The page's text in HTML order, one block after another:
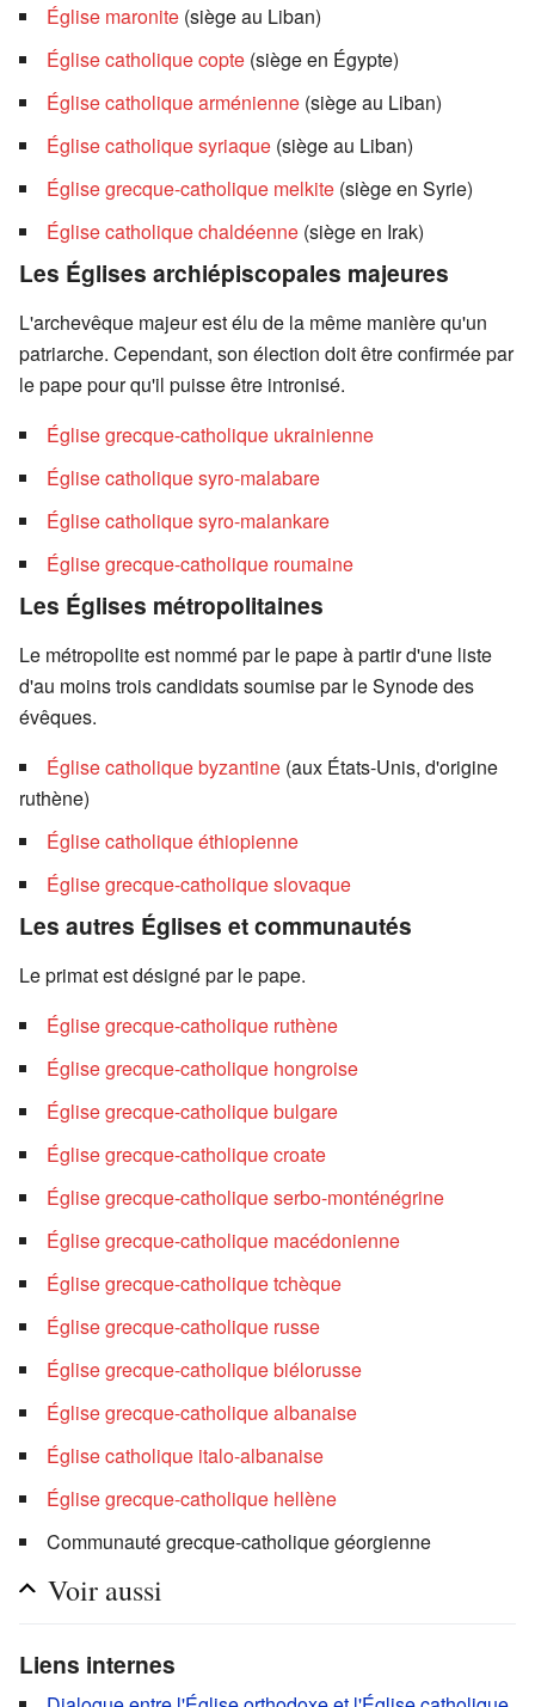
Église maronite (siège au Liban)
Église catholique copte (siège en Égypte)
Église catholique arménienne (siège au Liban)
Église catholique syriaque (siège au Liban)
Église grecque-catholique melkite (siège en Syrie)
Église catholique chaldéenne (siège en Irak)
Les Églises archiépiscopales majeures
L'archevêque majeur est élu de la même manière qu'un
patriarche. Cependant, son élection doit être confirmée par
le pape pour qu'il puisse être intronisé.
Église grecque-catholique ukrainienne
Église catholique syro-malabare
Église catholique syro-malankare
Église grecque-catholique roumaine
Les Églises métropolitaines
Le métropolite est nommé par le pape à partir d'une liste
d'au moins trois candidats soumise par le Synode des
évêques.
Église catholique byzantine (aux États-Unis, d'origine
ruthène)
Église catholique éthiopienne
Église grecque-catholique slovaque
Les autres Églises et communautés
Le primat est désigné par le pape.
Église grecque-catholique ruthène
Église grecque-catholique hongroise
Église grecque-catholique bulgare
Église grecque-catholique croate
Église grecque-catholique serbo-monténégrine
Église grecque-catholique macédonienne
Église grecque-catholique tchèque
Église grecque-catholique russe
Église grecque-catholique biélorusse
Église grecque-catholique albanaise
Église catholique italo-albanaise
Église grecque-catholique hellène
Communauté grecque-catholique géorgienne
Voir aussi
Liens internes